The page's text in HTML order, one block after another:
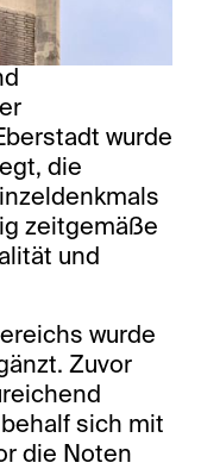
wurde
die
zeitgemäße
und
wurde
Zuvor
sich mit
die Noten